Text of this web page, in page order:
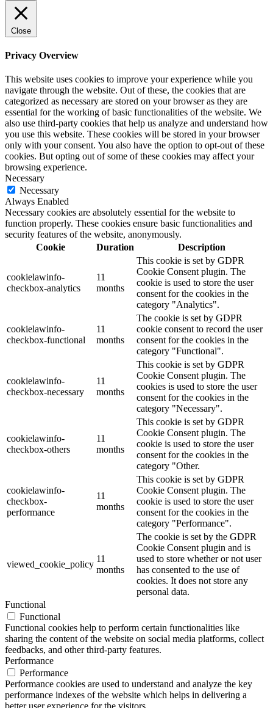
Close
Privacy Overview
This website uses cookies to improve your experience while you
navigate through the website. Out of these, the cookies that are
categorized as necessary are stored on your browser as they are
essential for the working of basic functionalities of the website. We
also use third-party cookies that help us analyze and understand how
you use this website. These cookies will be stored in your browser
only with your consent. You also have the option to opt-out of these
cookies. But opting out of some of these cookies may affect your
browsing experience.
Necessary
Necessary
Always Enabled
Necessary cookies are absolutely essential for the website to
function properly. These cookies ensure basic functionalities and
security features of the website, anonymously.
Cookie
Duration Description
cookielawinfo-
checkbox-analytics
11
months
This cookie is set by GDPR
Cookie Consent plugin. The
cookie is used to store the user
consent for the cookies in the
category "Analytics".
cookielawinfo-
checkbox-functional
11
months
The cookie is set by GDPR
cookie consent to record the user
consent for the cookies in the
category "Functional".
cookielawinfo-
checkbox-necessary
11
months
This cookie is set by GDPR
Cookie Consent plugin. The
cookies is used to store the user
consent for the cookies in the
category "Necessary".
cookielawinfo-
checkbox-others
11
months
This cookie is set by GDPR
Cookie Consent plugin. The
cookie is used to store the user
consent for the cookies in the
category "Other.
cookielawinfo-
checkbox-
performance
11
months
This cookie is set by GDPR
Cookie Consent plugin. The
cookie is used to store the user
consent for the cookies in the
category "Performance".
viewed_cookie_policy
11
months
The cookie is set by the GDPR
Cookie Consent plugin and is
used to store whether or not user
has consented to the use of
cookies. It does not store any
personal data.
Functional
Functional
Functional cookies help to perform certain functionalities like
sharing the content of the website on social media platforms, collect
feedbacks, and other third-party features.
Performance
Performance
Performance cookies are used to understand and analyze the key
performance indexes of the website which helps in delivering a